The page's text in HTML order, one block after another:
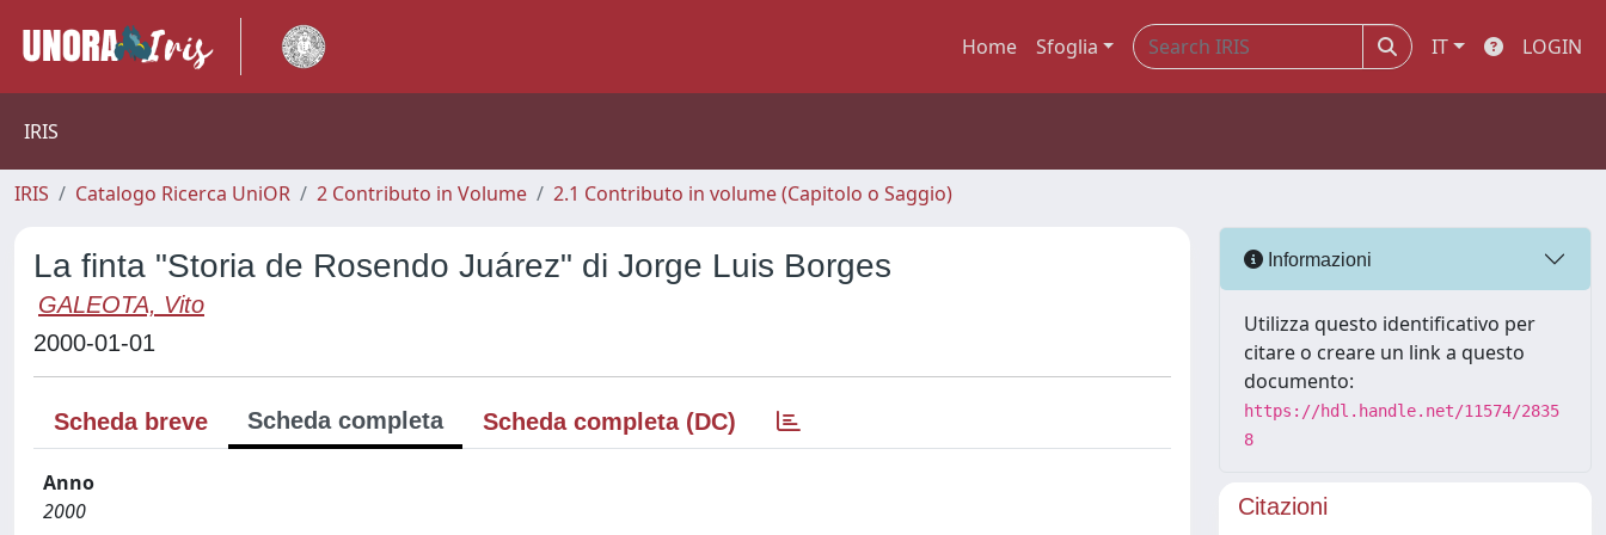
Home Sfoglia IT LOGIN
IRIS
IRIS Catalogo Ricerca UniOR 2 Contributo in Volume 2.1 Contributo in volume (Capitolo o Saggio)
La finta "Storia de Rosendo Juárez" di Jorge Luis Borges
GALEOTA, Vito
2000-01-01
Scheda breve Scheda completa Scheda completa (DC)
Anno
2000
Informazioni
Utilizza questo identificativo per
citare o creare un link a questo
documento:
https://hdl.handle.net/11574/2835
8
Citazioni